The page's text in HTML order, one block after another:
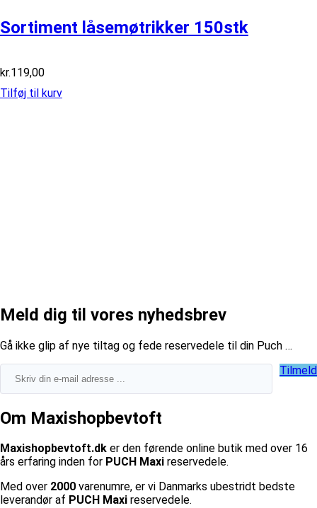
Sortiment låsemøtrikker 150stk
kr.119,00
Tilføj til kurv
Meld dig til vores nyhedsbrev
​Gå ikke glip af nye tiltag og fede reservedele til din Puch …
Tilmeld
Om Maxishopbevtoft
Maxishopbevtoft.dk er den førende online butik med over 16
års erfaring inden for PUCH Maxi reservedele.
Med over 2000 varenumre, er vi Danmarks ubestridt bedste
leverandør af PUCH Maxi reservedele.